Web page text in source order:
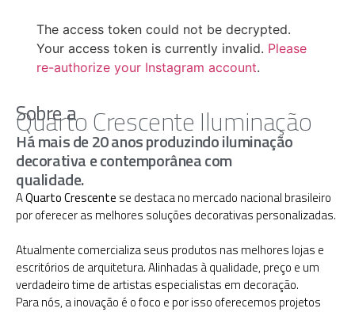
The access token could not be decrypted.
Your access token is currently invalid. Please
re-authorize your Instagram account.
Sobre a
Quarto Crescente Iluminação
Há mais de 20 anos produzindo iluminação
decorativa e contemporânea com
qualidade.
AQuarto Crescente se destaca no mercado nacional brasileiro
por oferecer as melhores soluções decorativas personalizadas.
Atualmente comercializa seus produtos nas melhores lojas e
escritórios de arquitetura. Alinhadas à qualidade, preço e um
verdadeiro time de artistas especialistas em decoração.
Para nós, a inovação é o foco e por isso oferecemos projetos